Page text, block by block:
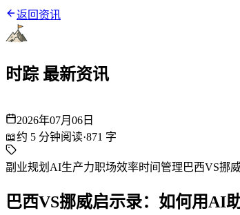
返回资讯
时踪 最新资讯
2026年07月06日
📖约 5 分钟阅读·871 字
副业规划 AI生产力职场效率时间管理 巴西VS挪
巴西VS挪威启示录：如何用AI